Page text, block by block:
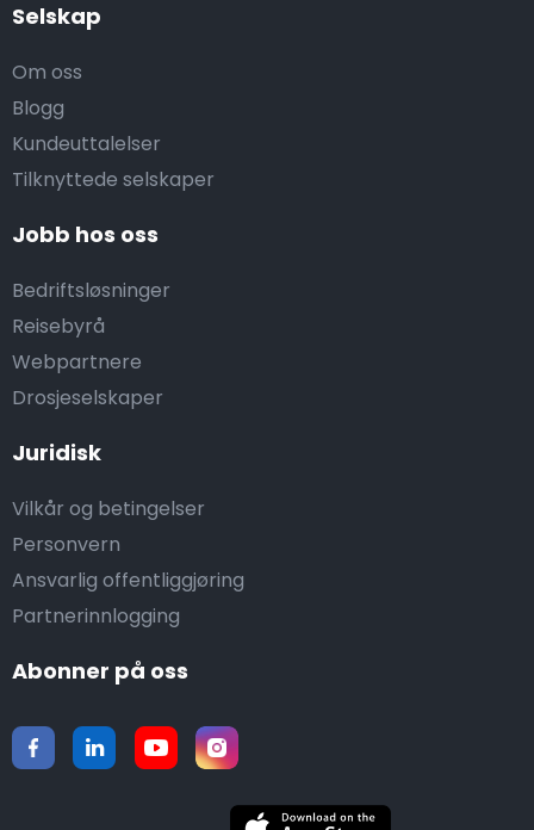
Selskap
Om oss
Blogg
Kundeuttalelser
Tilknyttede selskaper
Jobb hos oss
Bedriftsløsninger
Reisebyrå
Webpartnere
Drosjeselskaper
Juridisk
Vilkår og betingelser
Personvern
Ansvarlig offentliggjøring
Partnerinnlogging
Abonner på oss